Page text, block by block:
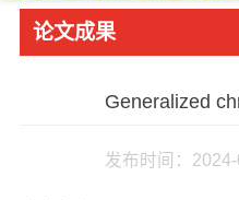
论文成果
Generalized
发布时间：